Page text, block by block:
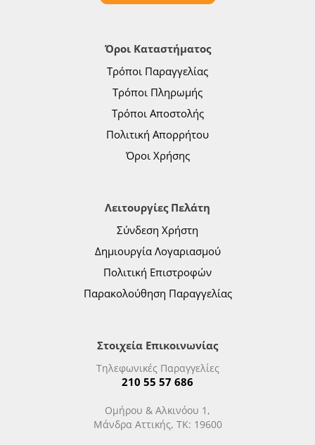
Όροι Καταστήματος
Τρόποι Παραγγελίας
Τρόποι Πληρωμής
Τρόποι Αποστολής
Πολιτική Απορρήτου
Όροι Χρήσης
Λειτουργίες Πελάτη
Σύνδεση Χρήστη
Δημιουργία Λογαριασμού
Πολιτική Επιστροφών
Παρακολούθηση Παραγγελίας
Στοιχεία Επικοινωνίας
Τηλεφωνικές Παραγγελίες
210 55 57 686
Ομήρου & Αλκινόου 1,
Μάνδρα Αττικής, ΤΚ: 19600